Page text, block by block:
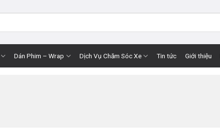
Dán Phim – Wrap Dịch Vụ Chăm Sóc Xe Tin tức Giới thiệu